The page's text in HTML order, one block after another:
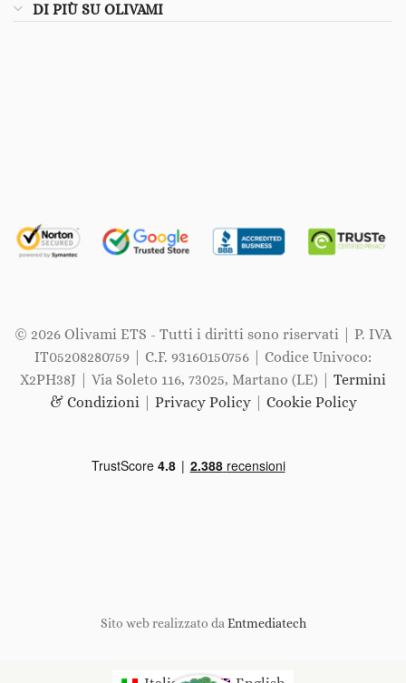
DI PIÙ SU OLIVAMI
© 2026 Olivami ETS - Tutti i diritti sono riservati | P. IVA
IT05208280759 | C.F. 93160150756 | Codice Univoco:
X2PH38J | Via Soleto 116, 73025, Martano (LE) | Termini
& Condizioni| Privacy Policy| Cookie Policy
Sito web realizzato da Entmediatech